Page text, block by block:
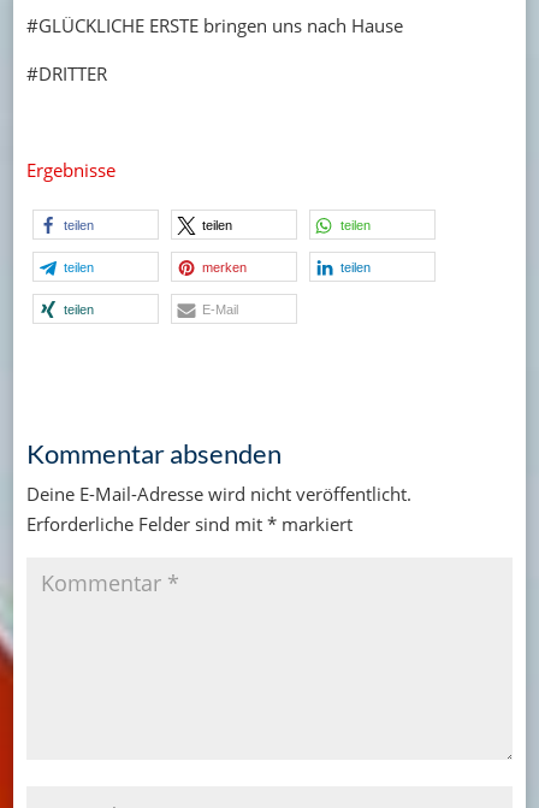
#GLÜCKLICHE ERSTE bringen uns nach Hause
#DRITTER
Ergebnisse
teilen teilen teilen
teilen merken teilen
teilen E-Mail
Kommentar absenden
Deine E-Mail-Adresse wird nicht veröffentlicht.
Erforderliche Felder sind mit *markiert